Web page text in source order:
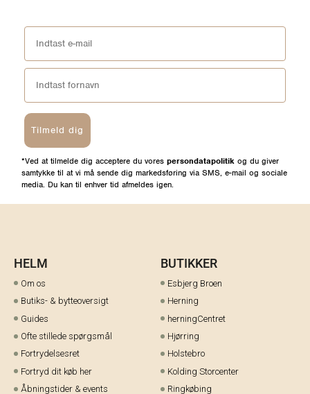
Tilmeld dig
*Ved at tilmelde dig acceptere du vores persondatapolitik og du giver
samtykke til at vi må sende dig markedsføring via SMS, e-mail og sociale
media. Du kan til enhver tid afmeldes igen.
HELM
Om os
Butiks- & bytteoversigt
Guides
Ofte stillede spørgsmål
Fortrydelsesret
Fortryd dit køb her
Åbningstider & events
BUTIKKER
Esbjerg Broen
Herning
herningCentret
Hjørring
Holstebro
Kolding Storcenter
Ringkøbing